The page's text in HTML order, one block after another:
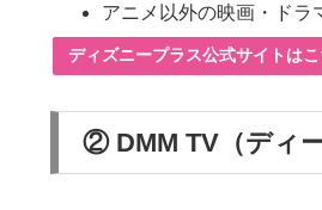
アニメ以外の映画・ドラ
ディズニープラス公式サイトは
② DMM TV（ディ